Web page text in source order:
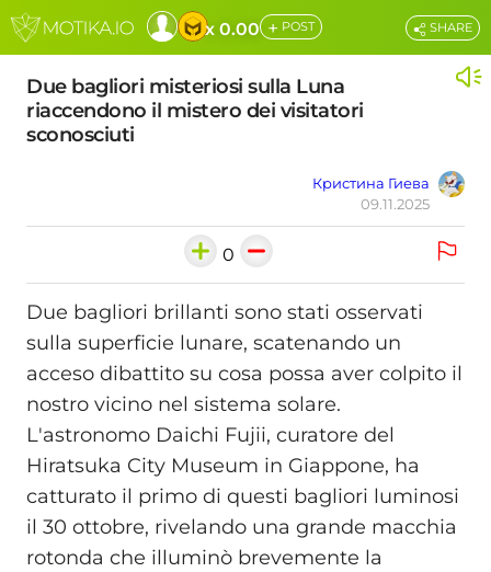
x 0.00 + POST
Due bagliori misteriosi sulla Luna
riaccendono il mistero dei visitatori
sconosciuti
Кристина Гиева
09.11.2025
SHARE
0
Due bagliori brillanti sono stati osservati
sulla superficie lunare, scatenando un
acceso dibattito su cosa possa aver colpito il
nostro vicino nel sistema solare.
L'astronomo Daichi Fujii, curatore del
Hiratsuka City Museum in Giappone, ha
catturato il primo di questi bagliori luminosi
il 30 ottobre, rivelando una grande macchia
rotonda che illuminò brevemente la